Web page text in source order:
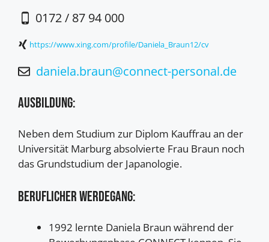
0172 / 87 94 000
https://www.xing.com/profile/Daniela_Braun12/cv
daniela.braun@connect-personal.de
Ausbildung:
Neben dem Studium zur Diplom Kauffrau an der
Universität Marburg absolvierte Frau Braun noch
das Grundstudium der Japanologie.
Beruflicher Werdegang:
1992 lernte Daniela Braun während der